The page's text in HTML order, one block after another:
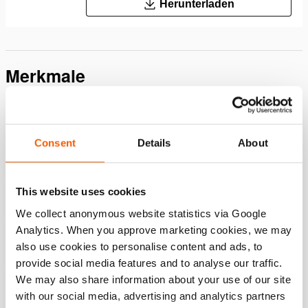
Consent Details About
This website uses cookies
We collect anonymous website statistics via Google
Analytics. When you approve marketing cookies, we may
also use cookies to personalise content and ads, to
provide social media features and to analyse our traffic.
We may also share information about your use of our site
with our social media, advertising and analytics partners
Herunterladen
Merkmale
Flaches Druckstück; verhindert die Beschädigung der
Kolbenstange, leicht austauschbar dank beweglichem
Druckstück
Rücklaufseite; A418
Sicherheitsventil zum Schutz vor Überdruck auf der
Rücklaufseite; A418
Downloads